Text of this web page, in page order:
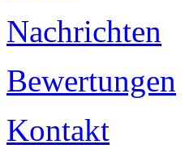
Nachrichten
Bewertungen
Kontakt